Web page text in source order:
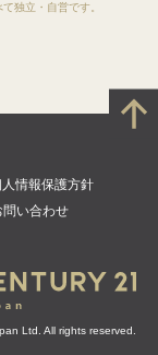
独立・自営です。
情報保護方針
い合わせ
Ltd. All rights reserved.